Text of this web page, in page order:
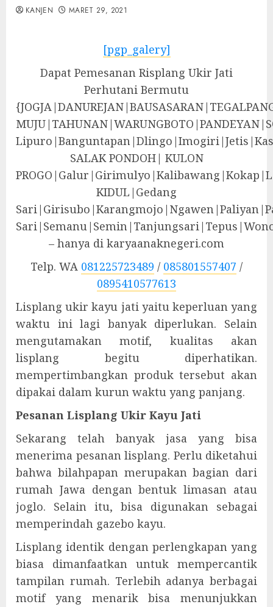
KANJEN MARET 29, 2021
[pgp_galery]
Dapat Pemesanan Risplang Ukir Jati
Perhutani Bermutu
SALAK PONDOH| KULON
KIDUL|Gedang
– hanya di karyaanaknegeri.com
Telp. WA 081225723489 / 085801557407 /
0895410577613
Lisplang ukir kayu jati yaitu keperluan yang
waktu ini lagi banyak diperlukan. Selain
mengutamakan motif, kualitas akan
lisplang begitu diperhatikan.
mempertimbangkan produk tersebut akan
dipakai dalam kurun waktu yang panjang.
Pesanan Lisplang Ukir Kayu Jati
Sekarang telah banyak jasa yang bisa
menerima pesanan lisplang. Perlu diketahui
bahwa bilahpapan merupakan bagian dari
rumah Jawa dengan bentuk limasan atau
joglo. Selain itu, bisa digunakan sebagai
memperindah gazebo kayu.
Lisplang identik dengan perlengkapan yang
biasa dimanfaatkan untuk mempercantik
tampilan rumah. Terlebih adanya berbagai
motif yang menarik bisa menunjukkan